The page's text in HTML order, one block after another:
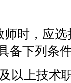
时，应
备下列条
以上技术